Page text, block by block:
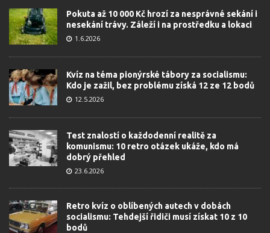
Pokuta až 10 000 Kč hrozí za nesprávné sekání i
nesekání trávy. Záleží i na prostředku a lokaci
1.6.2026
Kvíz na téma pionýrské tábory za socialismu:
Kdo je zažil, bez problému získá 12 ze 12 bodů
12.5.2026
Test znalostí o každodenní realitě za
komunismu: 10 retro otázek ukáže, kdo má
dobrý přehled
23.6.2026
Retro kvíz o oblíbených autech v dobách
socialismu: Tehdejší řidiči musí získat 10 z 10
bodů